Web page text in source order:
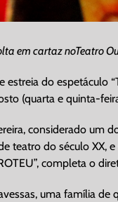
em cartaz noTeatro
do espetáculo
(quarta e quinta-
considerado um
do século
completa o
uma família